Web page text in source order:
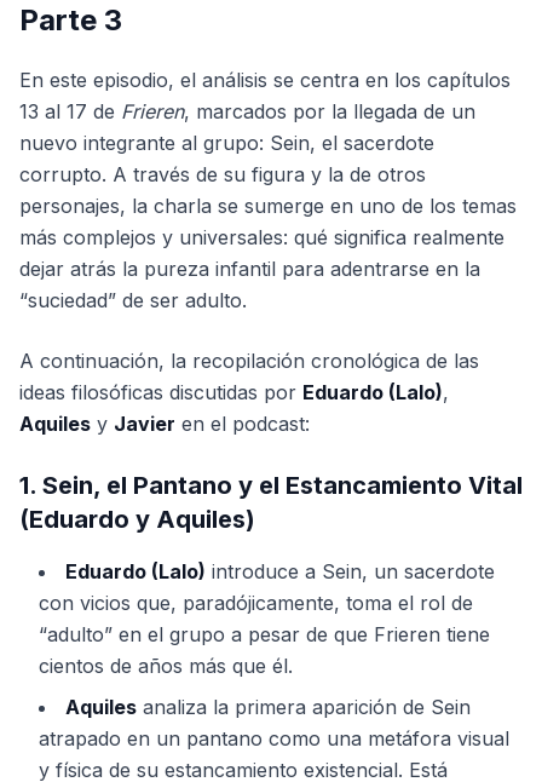
Parte 3
En este episodio, el análisis se centra en los capítulos
13 al 17 de Frieren, marcados por la llegada de un
nuevo integrante al grupo: Sein, el sacerdote
corrupto. A través de su figura y la de otros
personajes, la charla se sumerge en uno de los temas
más complejos y universales: qué significa realmente
dejar atrás la pureza infantil para adentrarse en la
“suciedad” de ser adulto.
A continuación, la recopilación cronológica de las
ideas filosóficas discutidas por Eduardo (Lalo),
Aquiles y Javier en el podcast:
1. Sein, el Pantano y el Estancamiento Vital
(Eduardo y Aquiles)
Eduardo (Lalo) introduce a Sein, un sacerdote
con vicios que, paradójicamente, toma el rol de
“adulto” en el grupo a pesar de que Frieren tiene
cientos de años más que él.
Aquiles analiza la primera aparición de Sein
atrapado en un pantano como una metáfora visual
y física de su estancamiento existencial. Está